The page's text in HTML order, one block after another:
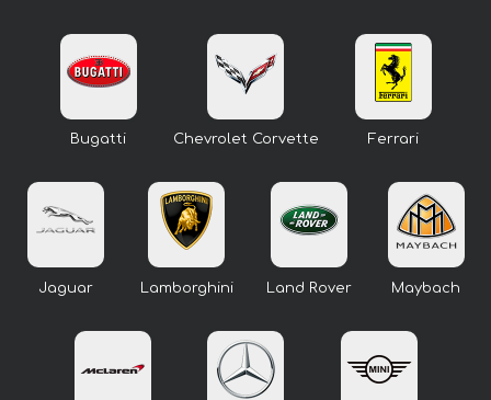
Bugatti Chevrolet Corvette Ferrari
Jaguar Lamborghini Land Rover Maybach